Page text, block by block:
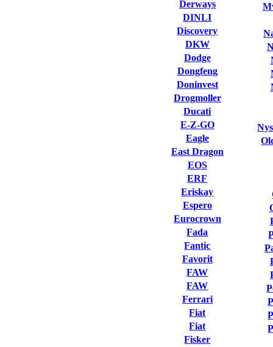
Derways
DINLI
Discovery
DKW
Dodge
Dongfeng
Doninvest
Drogmoller
Ducati
E-Z-GO
Eagle
East Dragon
EOS
ERF
Eriskay
Espero
Eurocrown
Fada
Fantic
Favorit
FAW
FAW
Ferrari
Fiat
Fiat
Fisker